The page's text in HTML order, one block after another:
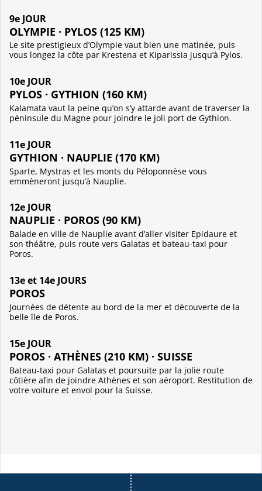
9e JOUR
OLYMPIE · PYLOS (125 KM)
Le site prestigieux d’Olympie vaut bien une matinée, puis
vous longez la côte par Krestena et Kiparissia jusqu’à Pylos.
10e JOUR
PYLOS · GYTHION (160 KM)
Kalamata vaut la peine qu’on s’y attarde avant de traverser la
péninsule du Magne pour joindre le joli port de Gythion.
11e JOUR
GYTHION · NAUPLIE (170 KM)
Sparte, Mystras et les monts du Péloponnèse vous
emmèneront jusqu’à Nauplie.
12e JOUR
NAUPLIE · POROS (90 KM)
Balade en ville de Nauplie avant d’aller visiter Epidaure et
son théâtre, puis route vers Galatas et bateau-taxi pour
Poros.
13e et 14e JOURS
POROS
Journées de détente au bord de la mer et découverte de la
belle île de Poros.
15e JOUR
POROS · ATHÈNES (210 KM) · SUISSE
Bateau-taxi pour Galatas et poursuite par la jolie route
côtière afin de joindre Athènes et son aéroport. Restitution de
votre voiture et envol pour la Suisse.